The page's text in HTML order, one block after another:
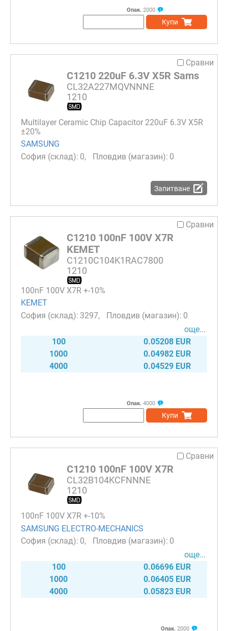
Опак. 2000
Купи
Сравни
C1210 220uF 6.3V X5R Sams
CL32A227MQVNNNE
1210
Multilayer Ceramic Chip Capacitor 220uF 6.3V X5R
±20%
SAMSUNG
0
0
Запитване
Сравни
C1210 100nF 100V X7R
KEMET
C1210C104K1RAC7800
1210
100nF 100V X7R +-10%
KEMET
3297
0
още...
100
0.05208 EUR
1000
0.04982 EUR
4000
0.04529 EUR
Опак. 4000
Купи
Сравни
C1210 100nF 100V X7R
CL32B104KCFNNNE
1210
100nF 100V X7R +-10%
SAMSUNG ELECTRO-MECHANICS
0
0
още...
100
0.06696 EUR
1000
0.06405 EUR
4000
0.05823 EUR
Опак. 2000